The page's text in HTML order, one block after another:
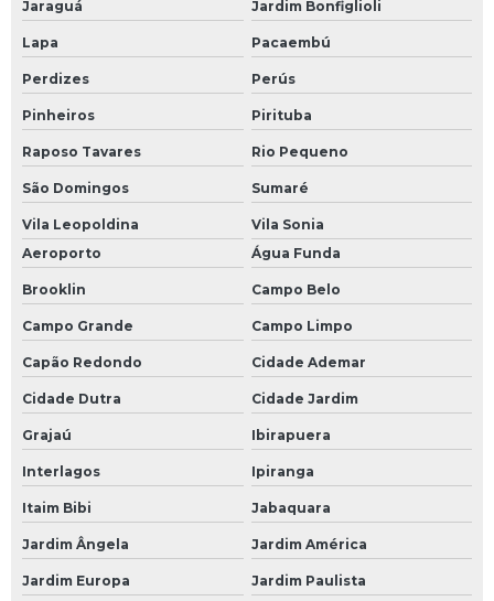
Jaraguá Jardim Bonfiglioli
Lapa Pacaembú
Perdizes Perús
Pinheiros Pirituba
Raposo Tavares Rio Pequeno
São Domingos Sumaré
Vila Leopoldina
Vila Sonia
Aeroporto
Água Funda
Brooklin Campo Belo
Campo Grande Campo Limpo
Capão Redondo Cidade Ademar
Cidade Dutra Cidade Jardim
Grajaú Ibirapuera
Interlagos Ipiranga
Itaim Bibi Jabaquara
Jardim Ângela Jardim América
Jardim Europa Jardim Paulista